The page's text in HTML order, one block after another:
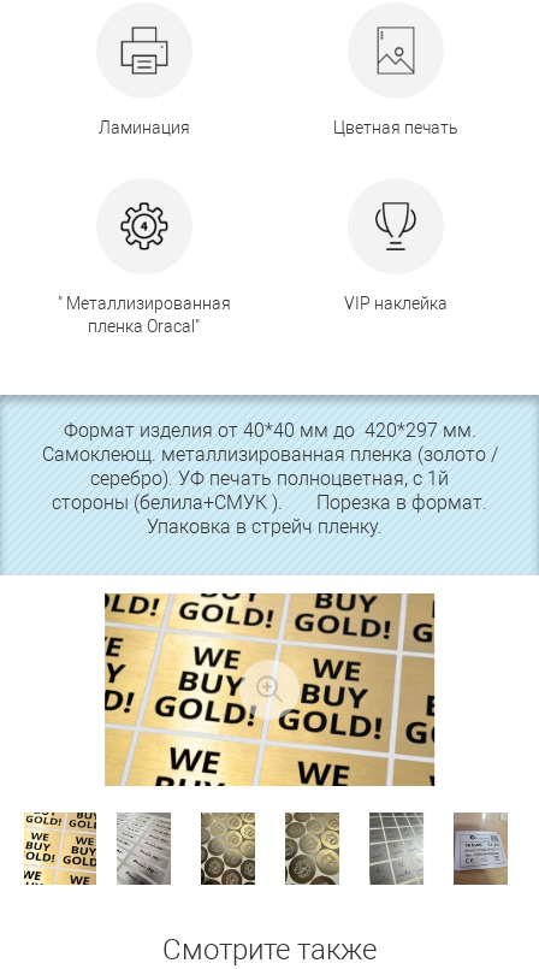
Ламинация Цветная печать
" Металлизированная
пленка Oracal"
VIP наклейка
Формат изделия от 40*40 мм до 420*297 мм.
Самоклеющ. металлизированная пленка (золото /
серебро). УФ печать полноцветная, с 1й
стороны (белила+СМУК ). Порезка в формат.
Упаковка в стрейч пленку.
Смотрите также